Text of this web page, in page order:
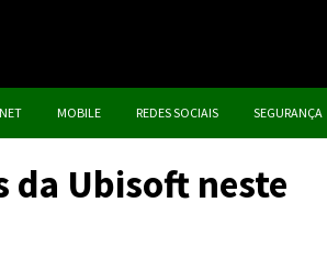
MOBILE REDES SOCIAIS SEGURANÇA
da Ubisoft neste